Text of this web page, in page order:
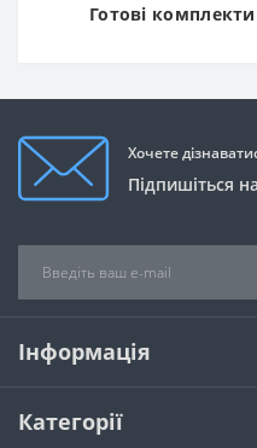
Готові
Хочете
Підпишіться
Інформація
Категорії